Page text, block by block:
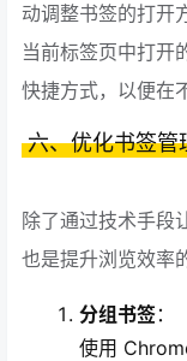
动调整书签的打开
当前标签页中打开
快捷方式，以便在
六、优化书签管
除了通过技术手段
也是提升浏览效率
分组书签：
使用